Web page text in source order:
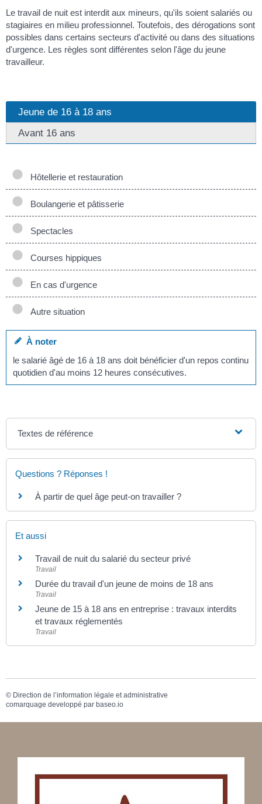
Le travail de nuit est interdit aux mineurs, qu'ils soient salariés ou
stagiaires en milieu professionnel. Toutefois, des dérogations sont
possibles dans certains secteurs d'activité ou dans des situations
d'urgence. Les règles sont différentes selon l'âge du jeune
travailleur.
Jeune de 16 à 18 ans
Avant 16 ans
Hôtellerie et restauration
Boulangerie et pâtisserie
Spectacles
Courses hippiques
En cas d'urgence
Autre situation
À noter
le salarié âgé de 16 à 18 ans doit bénéficier d'un repos continu
quotidien d'au moins 12 heures consécutives.
Textes de référence
Questions ? Réponses !
À partir de quel âge peut-on travailler ?
Et aussi
Travail de nuit du salarié du secteur privé
Travail
Durée du travail d'un jeune de moins de 18 ans
Travail
Jeune de 15 à 18 ans en entreprise : travaux interdits
et travaux réglementés
Travail
© Direction de l’information légale et administrative
comarquage developpé par baseo.io